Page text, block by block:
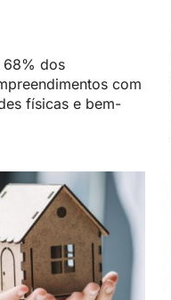
68% dos
com
físicas e bem-